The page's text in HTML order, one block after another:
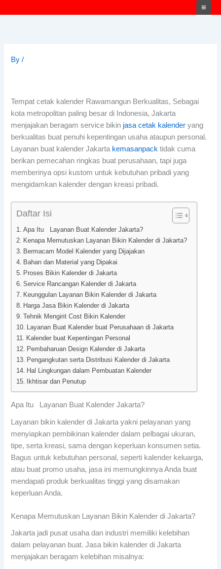
to
By/
Tempat cetak kalender Rawamangun Berkualitas, Sebagai
kota metropolitan paling besar di Indonesia, Jakarta
menjajakan beragam service bikin jasa cetak kalender yang
berkualitas buat penuhi kepentingan usaha ataupun personal.
Layanan buat kalender Jakarta kemasanpack tidak cuma
berikan pemecahan ringkas buat perusahaan, tapi juga
memberinya opsi kustom untuk kebutuhan pribadi yang
mengidamkan kalender dengan kreasi pribadi.
Daftar Isi
Apa Itu Layanan Buat Kalender Jakarta?
Kenapa Memutuskan Layanan Bikin Kalender di Jakarta?
Bermacam Model Kalender yang Dijajakan
Bahan dan Material yang Dipakai
Proses Bikin Kalender di Jakarta
Service Rancangan Kalender di Jakarta
Keunggulan Layanan Bikin Kalender di Jakarta
Harga Jasa Bikin Kalender di Jakarta
Tehnik Mengirit Cost Bikin Kalender
Layanan Buat Kalender buat Perusahaan di Jakarta
Kalender buat Kepentingan Personal
Pembaharuan Design Kalender di Jakarta
Pengangkutan serta Distribusi Kalender di Jakarta
Hal Lingkungan dalam Pembuatan Kalender
Ikhtisar dan Penutup
Apa Itu Layanan Buat Kalender Jakarta?
Layanan bikin kalender di Jakarta yakni pelayanan yang
menyiapkan pembikinan kalender dalam pelbagai ukuran,
tipe, serta kreasi, sama dengan keperluan konsumen setia.
Bagus untuk kebutuhan personal, seperti kalender keluarga,
atau buat promo usaha, jasa ini memungkinnya Anda buat
mendapati produk berkualitas tinggi yang disamakan
keperluan Anda.
Kenapa Memutuskan Layanan Bikin Kalender di Jakarta?
Jakarta jadi pusat usaha dan industri memiliki kelebihan
dalam pelayanan buat. Jasa bikin kalender di Jakarta
menjajakan beragam kelebihan misalnya: